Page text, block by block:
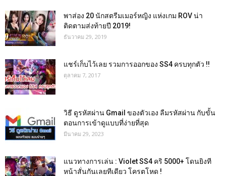
พาส่อง 20 นักสตรีมเมอร์หญิง แห่งเกม ROV น่า
ติดตามส่งท้ายปี 2019!
ธันวาคม 29, 2019
แชร์เก็บไว้เลย รวมการออกของ SS4 ครบทุกตัว !!
ตุลาคม 7, 2017
วิธี ดูรหัสผ่าน Gmail ของตัวเอง ลืมรหัสผ่าน กับขั้น
ตอนการเข้าดูแบบที่ง่ายที่สุด
มีนาคม 29, 2023
แนวทางการเล่น : Violet SS4 คริ 5000+ โดนยิงที
หน้าสั่นกันเลยทีเดียว โครตโหด !